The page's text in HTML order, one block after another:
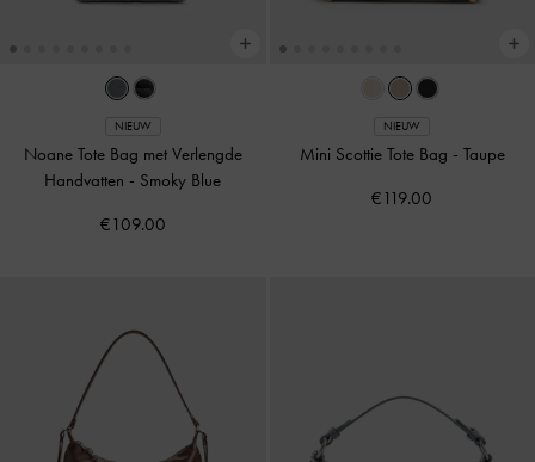
NIEUW
Noane Tote Bag met Verlengde
Handvatten - Smoky Blue
€109.00
NIEUW
Mini Scottie Tote Bag - Taupe
€119.00